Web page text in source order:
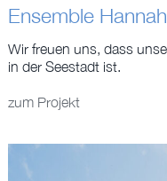
BÜRO
EN
Ensemble
Wir freuen uns, dass
in der Seestadt ist.
zum Projekt